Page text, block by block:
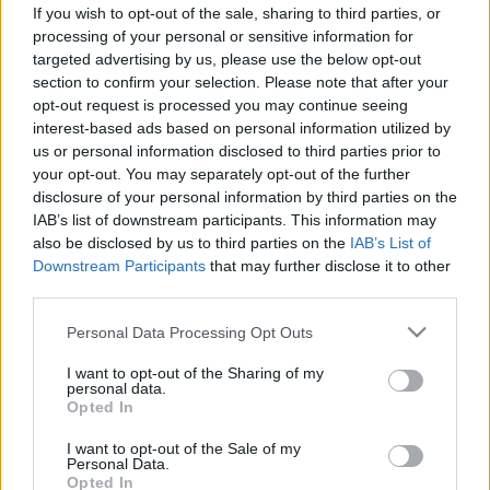
If you wish to opt-out of the sale, sharing to third parties, or
processing of your personal or sensitive information for
targeted advertising by us, please use the below opt-out
section to confirm your selection. Please note that after your
opt-out request is processed you may continue seeing
interest-based ads based on personal information utilized by
us or personal information disclosed to third parties prior to
your opt-out. You may separately opt-out of the further
disclosure of your personal information by third parties on the
IAB’s list of downstream participants. This information may
also be disclosed by us to third parties on the IAB’s List of
Downstream Participants that may further disclose it to other
Please note that this website/app uses one or more Google
not limited to your visit or usage behaviour. You may click to
grant or deny consent to Google and its third-party tags to
use your data for below specified purposes in below Google
consent section.
Personal Data Processing Opt Outs
I want to opt-out of the Sharing of my
personal data.
Opted In
I want to opt-out of the Sale of my
Personal Data.
Opted In
Betegségek
2011. április 25. 10:06
Módosítva: 2015. november 04. 13:49
Megosztás
Küldés Küldés Messengeren
Egészségkalauz
Egészségkalauz
A szinte teljesen piszok- és baktériummentes
immunrendszer legyengüléséhez, de akár depresszió
kialakulásához is vezethetnek - figyelmeztetnek a
szakemberek.